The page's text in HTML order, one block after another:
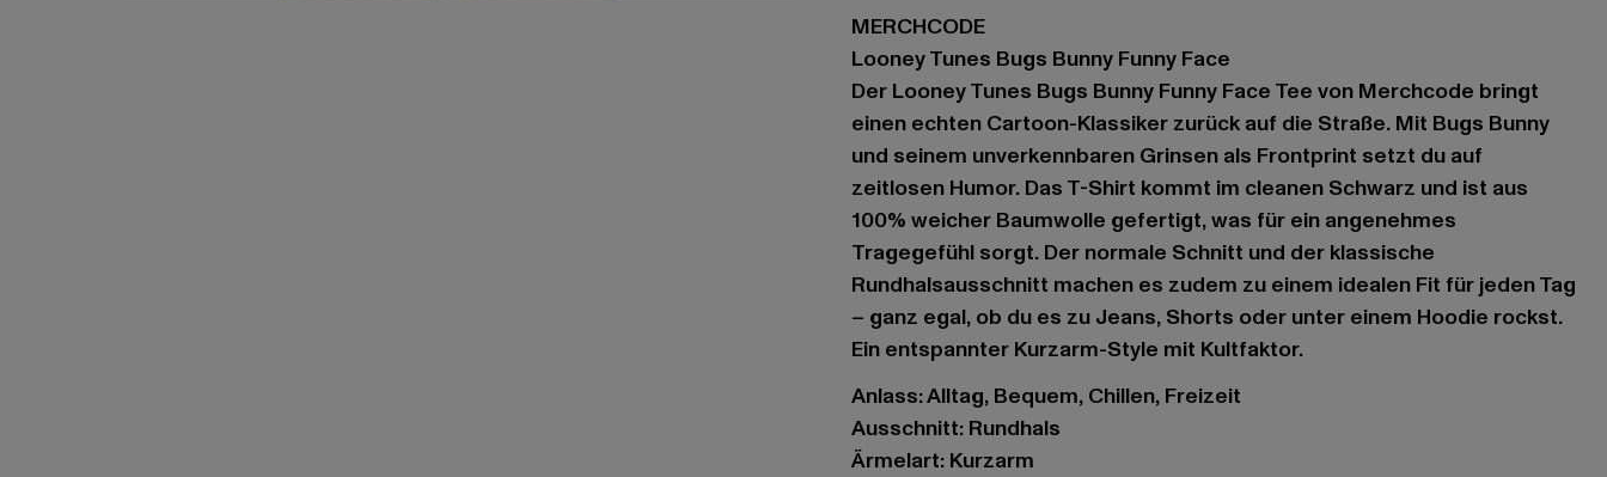
MERCHCODE
Looney Tunes Bugs Bunny Funny Face
Der Looney Tunes Bugs Bunny Funny Face Tee von Merchcode bringt
einen echten Cartoon-Klassiker zurück auf die Straße. Mit Bugs Bunny
und seinem unverkennbaren Grinsen als Frontprint setzt du auf
zeitlosen Humor. Das T-Shirt kommt im cleanen Schwarz und ist aus
100% weicher Baumwolle gefertigt, was für ein angenehmes
Tragegefühl sorgt. Der normale Schnitt und der klassische
Rundhalsausschnitt machen es zudem zu einem idealen Fit für jeden Tag
– ganz egal, ob du es zu Jeans, Shorts oder unter einem Hoodie rockst.
Ein entspannter Kurzarm-Style mit Kultfaktor.
Anlass: Alltag, Bequem, Chillen, Freizeit
Ausschnitt: Rundhals
Ärmelart: Kurzarm